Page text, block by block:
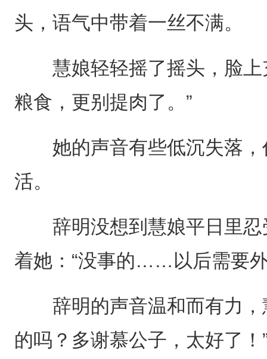
头，语气中带着一丝不满。
慧娘轻轻摇了摇头，脸上
粮食，更别提肉了。”
她的声音有些低沉失落，
活。
辞明没想到慧娘平日里忍
着她：“没事的……以后需要
辞明的声音温和而有力，
的吗？多谢慕公子，太好了！